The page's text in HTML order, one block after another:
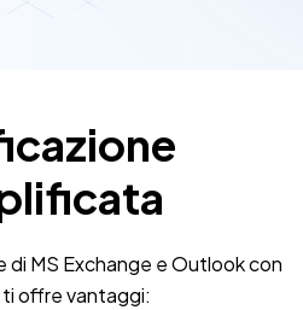
di MS Exchange e Outlook con
offre vantaggi: